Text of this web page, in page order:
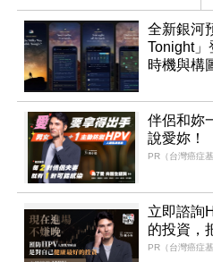
全新銀河
Tonight
時機與構
伴侶和妳
說愛妳！
PR（台灣癌症基
立即諮詢
的投資，
PR（台灣癌症基